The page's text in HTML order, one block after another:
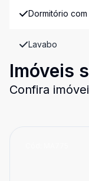
Dormitório com
Lavabo
Imóveis
Confira